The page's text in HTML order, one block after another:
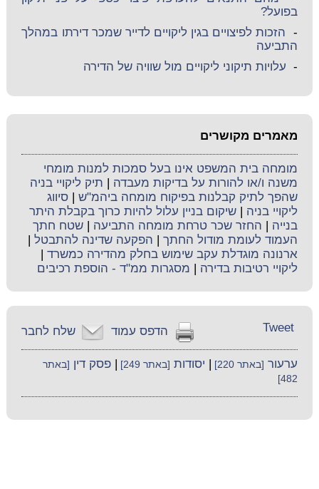
בפועל?
- הזכות לפיצויים בגין ליקויים לדייר שמכר דירתו במהלך
התביעה
- עלויות תיקוני ליקויים מול שוויה של הדירה
מאמרים מקושרים
מומחה בית המשפט אינו בעל סמכות למנות מומחי
משנה ו/או להורות על בדיקות מעבדה
תיק ליקויי בניה
שהפך לתיק קבלנות בפיקוח מומחה ביהמ"ש |סיווג
ליקויי בניה |שיקום בניין עלול להיות כרוך בקבלת היתר
בנייה
החזר שכר טרחת מומחה התביעה |שטח חתך
העמוד לעומת מודול החתך
הפקעה שדינה להתבטל
ארנונה מוגדלת עקב שימוש בחלק מהדירה כמשרד
ליקויי רטיבות בדירה
מסגרות ממ"ד - הוספת רכיבים
שלח לחבר הדפס עמוד Tweet
ערעור [באתר 220] יסודות [באתר 249] |פסק דין [באתר
482]